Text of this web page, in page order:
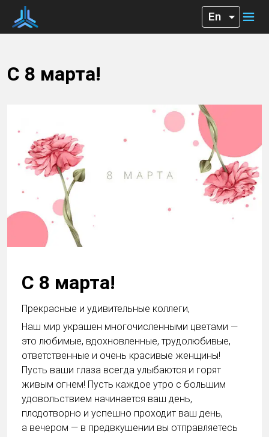
С 8 марта!
С 8 марта!
Прекрасные и удивительные коллеги,
Наш мир украшен многочисленными цветами —
это любимые, вдохновленные, трудолюбивые,
ответственные и очень красивые женщины!
Пусть ваши глаза всегда улыбаются и горят
живым огнем! Пусть каждое утро с большим
удовольствием начинается ваш день,
плодотворно и успешно проходит ваш день,
а вечером — в предвкушении вы отправляетесь